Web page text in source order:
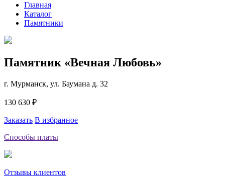
Главная
Каталог
Памятники
Памятник «Вечная Любовь»
г. Мурманск, ул. Баумана д. 32
130 630 ₽
Заказать В избранное
Способы платы
Отзывы клиентов